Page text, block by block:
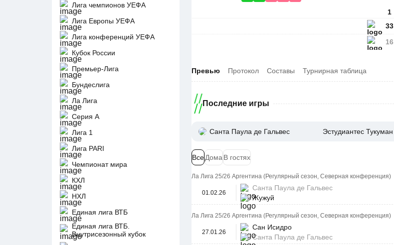
Лига чемпионов УЕФА
Лига Европы УЕФА
Лига конференций УЕФА
Кубок России
Премьер-Лига
Бундеслига
Ла Лига
Серия А
Лига 1
Лига PARI
Чемпионат мира
КХЛ
НХЛ
Единая лига ВТБ
Единая лига ВТБ.
Внутрисезонный кубок
1
33
16
Превью Протокол Составы Турнирная таблица
Последние игры
Санта Паула де Гальвес Эстудиантес Тукуман
ВсеДома В гостях
Ла Лига 25/26 Аргентина (Регулярный сезон, Северная конференция)
01.02.26
Санта Паула де Гальвес
Жужуй
Ла Лига 25/26 Аргентина (Регулярный сезон, Северная конференция)
27.01.26
Сан Исидро
Санта Паула де Гальвес